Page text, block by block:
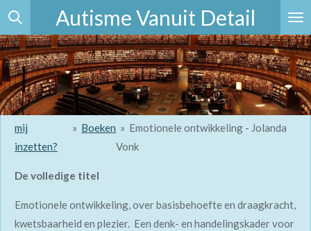
Ga
direct
naar
de
hoofdinhoud
Autisme Vanuit Detail
mij
inzetten?
» Boeken » Emotionele ontwikkeling - Jolanda
Vonk
De volledige titel
Emotionele ontwikkeling, over basisbehoefte en draagkracht,
kwetsbaarheid en plezier. Een denk- en handelingskader voor